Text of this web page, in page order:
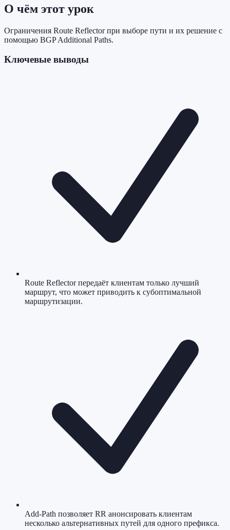
О чём этот урок
Ограничения Route Reflector при выборе пути и их решение с
помощью BGP Additional Paths.
Ключевые выводы
Route Reflector передаёт клиентам только лучший
маршрут, что может приводить к субоптимальной
маршрутизации.
Add-Path позволяет RR анонсировать клиентам
несколько альтернативных путей для одного префикса.